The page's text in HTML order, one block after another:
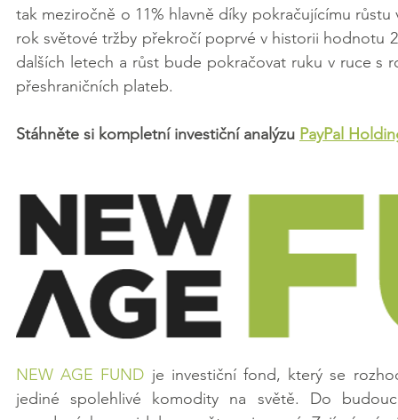
tak meziročně o 11% hlavně díky pokračujícímu
rok světové tržby překročí poprvé v historii hodnotu
dalších letech a růst bude pokračovat ruku v ruce s
přeshraničních plateb.
Stáhněte si kompletní investiční analýzu PayPal
NEW AGE FUND je investiční fond, který se
jediné spolehlivé komodity na světě. Do